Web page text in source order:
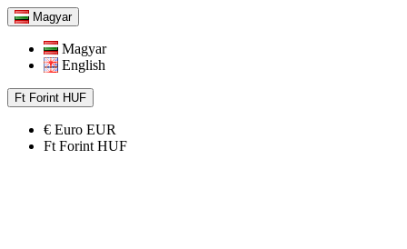
Magyar
Magyar
English
Ft Forint HUF
€ Euro EUR
Ft Forint HUF